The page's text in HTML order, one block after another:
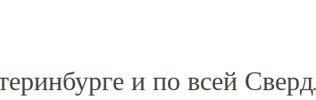
и по всей